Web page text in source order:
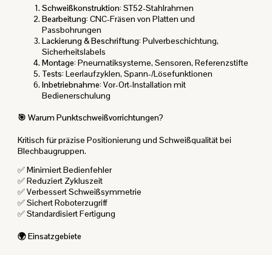
Schweißkonstruktion:ST52-Stahlrahmen
Bearbeitung:CNC-Fräsen von Platten und
Passbohrungen
Lackierung & Beschriftung:Pulverbeschichtung,
Sicherheitslabels
Montage:Pneumatiksysteme, Sensoren, Referenzstifte
Tests:Leerlaufzyklen, Spann-/Lösefunktionen
Inbetriebnahme:Vor-Ort-Installation mit
Bedienerschulung
🎯 Warum Punktschweißvorrichtungen?
Kritisch für präzise Positionierung und Schweißqualität bei
Blechbaugruppen.
✅ Minimiert Bedienfehler
✅ Reduziert Zykluszeit
✅ Verbessert Schweißsymmetrie
✅ Sichert Roboterzugriff
✅ Standardisiert Fertigung
🌍 Einsatzgebiete